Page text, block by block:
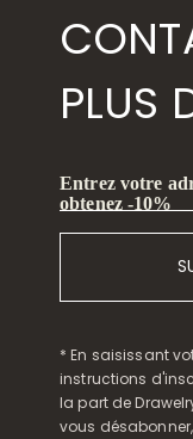
PLUS
Entrez votre
obtenez -10%
* En saisissant
instructions
la part de
vous